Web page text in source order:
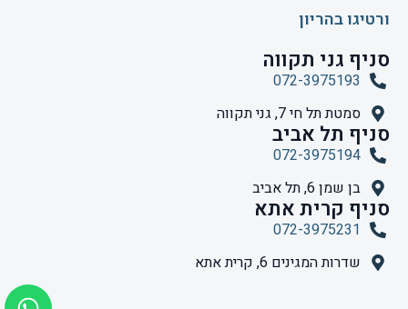
ורטיגו בהריון
סניף גני תקווה
072-3975193
סמטת תל חי 7, גני תקווה
סניף תל אביב
072-3975194
בן שמן 6, תל אביב
סניף קרית אתא
072-3975231
שדרות המגינים 6, קרית אתא